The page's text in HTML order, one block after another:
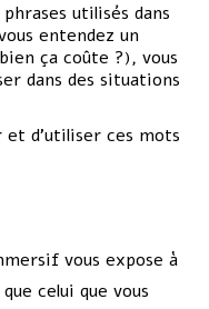
utilisés dans
entendez un
dans des situations
et d’utiliser ces mots
vous expose à
celui que vous